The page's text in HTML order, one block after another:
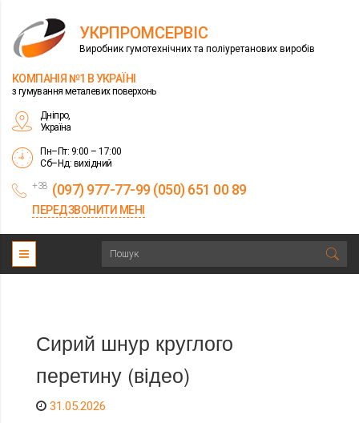
УКРПРОМСЕРВІС
Виробник гумотехнічних та поліуретанових виробів
КОМПАНІЯ №1 В УКРАЇНІ
з гумування металевих поверхонь
Дніпро,
Україна
Пн–Пт: 9:00 – 17:00
Сб–Нд: вихідний
+38 (097) 977-77-99 (050) 651 00 89
ПЕРЕДЗВОНИТИ МЕНІ
Сирий шнур круглого
перетину (відео)
31.05.2026